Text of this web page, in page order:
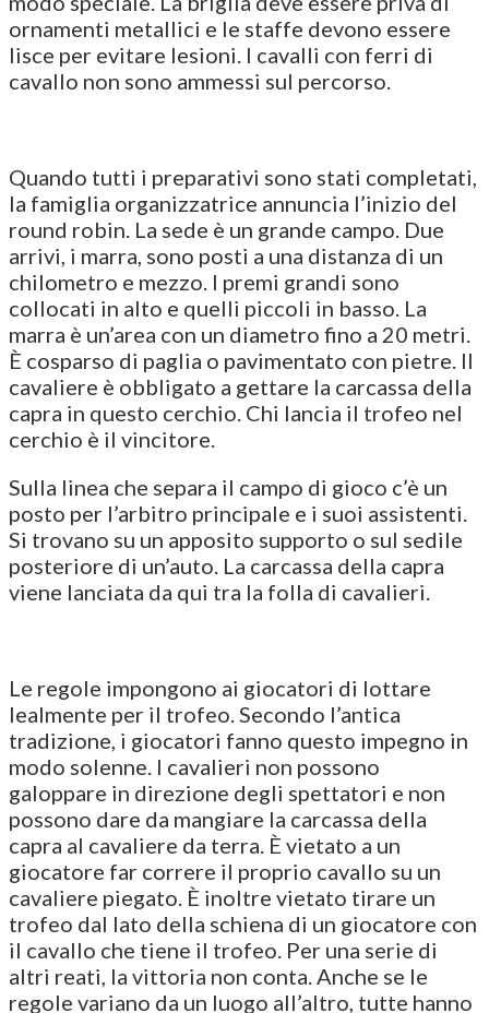
ornamenti metallici e le staffe devono essere
lisce per evitare lesioni. I cavalli con ferri di
cavallo non sono ammessi sul percorso.
Quando tutti i preparativi sono stati completati,
la famiglia organizzatrice annuncia l’inizio del
round robin. La sede è un grande campo. Due
arrivi, i marra, sono posti a una distanza di un
chilometro e mezzo. I premi grandi sono
collocati in alto e quelli piccoli in basso. La
marra è un’area con un diametro fino a 20 metri.
È cosparso di paglia o pavimentato con pietre. Il
cavaliere è obbligato a gettare la carcassa della
capra in questo cerchio. Chi lancia il trofeo nel
cerchio è il vincitore.
Sulla linea che separa il campo di gioco c’è un
posto per l’arbitro principale e i suoi assistenti.
Si trovano su un apposito supporto o sul sedile
posteriore di un’auto. La carcassa della capra
viene lanciata da qui tra la folla di cavalieri.
Le regole impongono ai giocatori di lottare
lealmente per il trofeo. Secondo l’antica
tradizione, i giocatori fanno questo impegno in
modo solenne. I cavalieri non possono
galoppare in direzione degli spettatori e non
possono dare da mangiare la carcassa della
capra al cavaliere da terra. È vietato a un
giocatore far correre il proprio cavallo su un
cavaliere piegato. È inoltre vietato tirare un
trofeo dal lato della schiena di un giocatore con
il cavallo che tiene il trofeo. Per una serie di
altri reati, la vittoria non conta. Anche se le
regole variano da un luogo all’altro, tutte hanno